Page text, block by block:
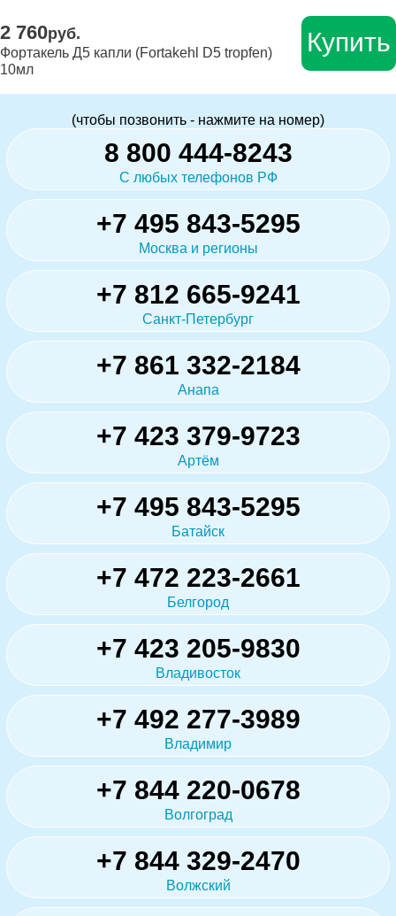
2 760руб.
Фортакель Д5 капли (Fortakehl D5 tropfen)
10мл
Купить
(чтобы позвонить - нажмите на номер)
8 800 444-8243
С любых телефонов РФ
+7 495 843-5295
Москва и регионы
+7 812 665-9241
Санкт-Петербург
+7 861 332-2184
Анапа
+7 423 379-9723
Артём
+7 495 843-5295
Батайск
+7 472 223-2661
Белгород
+7 423 205-9830
Владивосток
+7 492 277-3989
Владимир
+7 844 220-0678
Волгоград
+7 844 329-2470
Волжский